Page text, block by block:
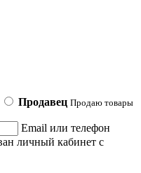
Продавец Продаю товары
Email или телефон
личный кабинет с